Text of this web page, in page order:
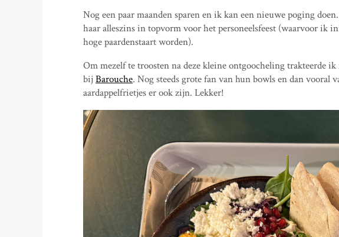
Nog een paar maanden sparen en ik kan een nieuwe poging
haar alleszins in topvorm voor het personeelsfeest (waarvoor ik
hoge paardenstaart worden).
Om mezelf te troosten na deze kleine ontgoocheling trakteerde
bijBarouche. Nog steeds grote fan van hun bowls en dan vooral
aardappelfrietjes er ook zijn. Lekker!